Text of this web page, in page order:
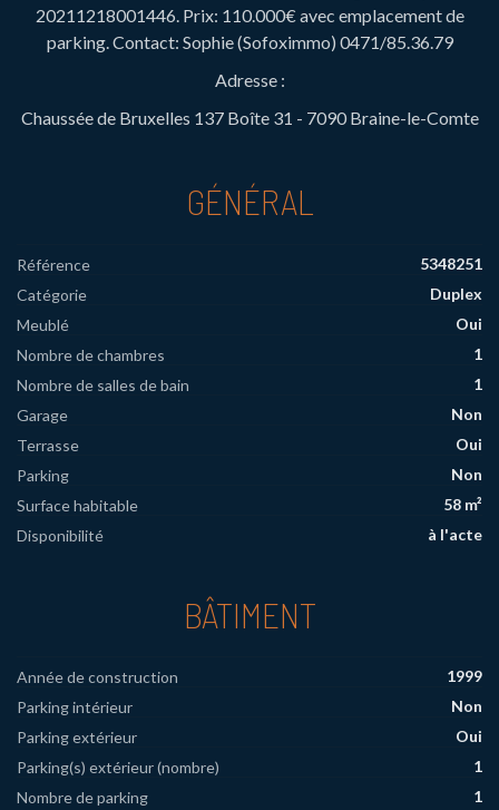
20211218001446. Prix: 110.000€ avec emplacement de
parking. Contact: Sophie (Sofoximmo) 0471/85.36.79
Adresse :
Chaussée de Bruxelles 137 Boîte 31 - 7090 Braine-le-Comte
GÉNÉRAL
Référence
5348251
Catégorie
Duplex
Meublé
Oui
Nombre de chambres
1
Nombre de salles de bain
1
Garage
Non
Terrasse
Oui
Parking
Non
Surface habitable
58 m²
Disponibilité
à l'acte
BÂTIMENT
Année de construction
1999
Parking intérieur
Non
Parking extérieur
Oui
Parking(s) extérieur (nombre)
1
Nombre de parking
1